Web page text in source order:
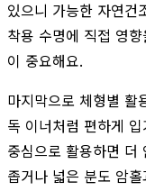
있으니 가능한 자연건
착용 수명에 직접 영
이 중요해요.
마지막으로 체형별 활
독 이너처럼 편하게
중심으로 활용하면 더
좁거나 넓은 분도 암